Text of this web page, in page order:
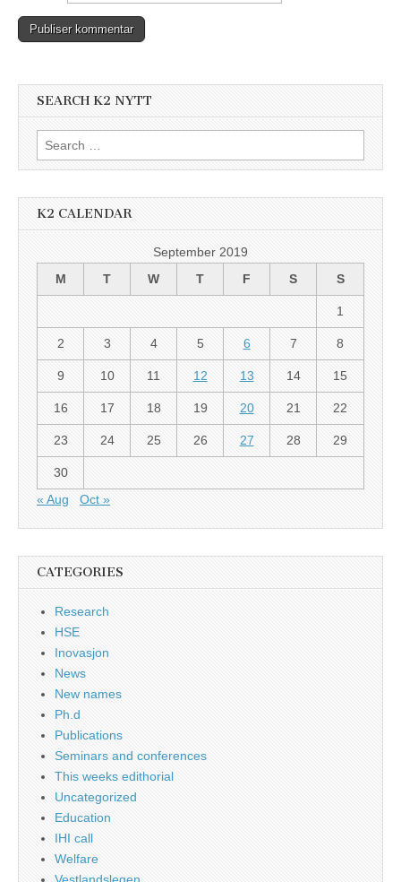
SEARCH K2 NYTT
Search
for:
K2 CALENDAR
September 2019
M
T W T F S S
1
2 3 4 5 6 7 8
9 10 11 12 13 14 15
16 17 18 19 20 21 22
23 24 25 26 27 28 29
30
« Aug
Oct »
CATEGORIES
Research
HSE
Inovasjon
News
New names
Ph.d
Publications
Seminars and conferences
This weeks edithorial
Uncategorized
Education
IHI call
Welfare